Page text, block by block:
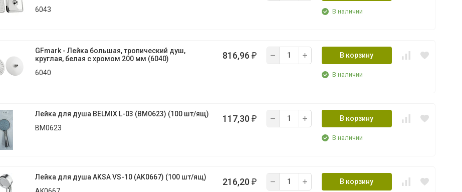
6043
В наличии
GFmark - Лейка большая, тропический душ,
круглая, белая с хромом 200 мм (6040)
6040
816,96 ₽ В корзину
В наличии
Лейка для душа BELMIX L-03 (BM0623) (100 шт/ящ)
BM0623
117,30 ₽ В корзину
В наличии
Лейка для душа AKSA VS-10 (AK0667) (100 шт/ящ)
216,20 ₽ В корзину